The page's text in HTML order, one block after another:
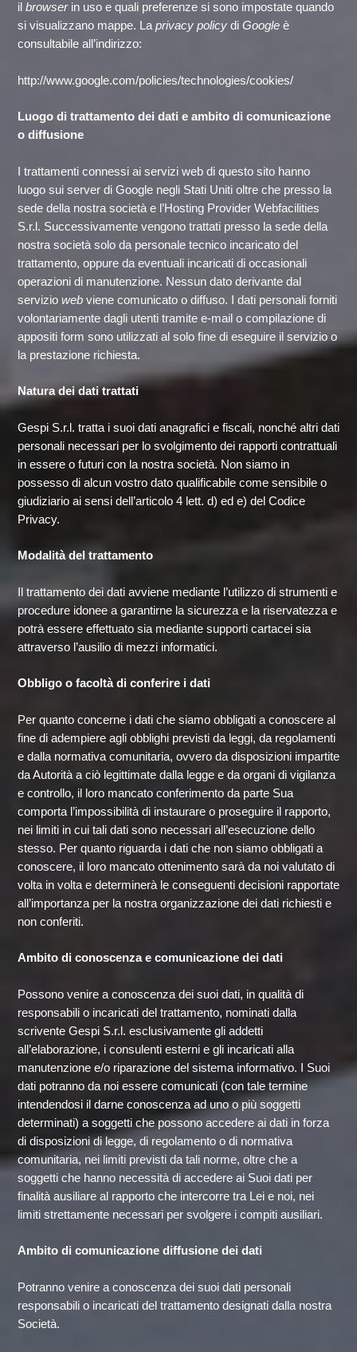
il browserin uso e quali preferenze si sono impostate quando
si visualizzano mappe. La privacy policy di Google è
consultabile all’indirizzo:
http://www.google.com/policies/technologies/cookies/
Luogo di trattamento dei dati e ambito di comunicazione
o diffusione
I trattamenti connessi ai servizi web di questo sito hanno
luogo sui server di Google negli Stati Uniti oltre che presso la
sede della nostra società e l’Hosting Provider Webfacilities
S.r.l. Successivamente vengono trattati presso la sede della
nostra società solo da personale tecnico incaricato del
trattamento, oppure da eventuali incaricati di occasionali
operazioni di manutenzione. Nessun dato derivante dal
servizio web viene comunicato o diffuso. I dati personali forniti
volontariamente dagli utenti tramite e-mail o compilazione di
appositi form sono utilizzati al solo fine di eseguire il servizio o
la prestazione richiesta.
Natura dei dati trattati
Gespi S.r.l. tratta i suoi dati anagrafici e fiscali, nonché altri dati
personali necessari per lo svolgimento dei rapporti contrattuali
in essere o futuri con la nostra società. Non siamo in
possesso di alcun vostro dato qualificabile come sensibile o
giudiziario ai sensi dell’articolo 4 lett. d) ed e) del Codice
Privacy.
Modalità del trattamento
Il trattamento dei dati avviene mediante l’utilizzo di strumenti e
procedure idonee a garantirne la sicurezza e la riservatezza e
potrà essere effettuato sia mediante supporti cartacei sia
attraverso l’ausilio di mezzi informatici.
Obbligo o facoltà di conferire i dati
Per quanto concerne i dati che siamo obbligati a conoscere al
fine di adempiere agli obblighi previsti da leggi, da regolamenti
e dalla normativa comunitaria, ovvero da disposizioni impartite
da Autorità a ciò legittimate dalla legge e da organi di vigilanza
e controllo, il loro mancato conferimento da parte Sua
comporta l’impossibilità di instaurare o proseguire il rapporto,
nei limiti in cui tali dati sono necessari all’esecuzione dello
stesso. Per quanto riguarda i dati che non siamo obbligati a
conoscere, il loro mancato ottenimento sarà da noi valutato di
volta in volta e determinerà le conseguenti decisioni rapportate
all’importanza per la nostra organizzazione dei dati richiesti e
non conferiti.
Ambito di conoscenza e comunicazione dei dati
Possono venire a conoscenza dei suoi dati, in qualità di
responsabili o incaricati del trattamento, nominati dalla
scrivente Gespi S.r.l. esclusivamente gli addetti
all’elaborazione, i consulenti esterni e gli incaricati alla
manutenzione e/o riparazione del sistema informativo. I Suoi
dati potranno da noi essere comunicati (con tale termine
intendendosi il darne conoscenza ad uno o più soggetti
determinati) a soggetti che possono accedere ai dati in forza
di disposizioni di legge, di regolamento o di normativa
comunitaria, nei limiti previsti da tali norme, oltre che a
soggetti che hanno necessità di accedere ai Suoi dati per
finalità ausiliare al rapporto che intercorre tra Lei e noi, nei
limiti strettamente necessari per svolgere i compiti ausiliari.
Ambito di comunicazione diffusione dei dati
Potranno venire a conoscenza dei suoi dati personali
responsabili o incaricati del trattamento designati dalla nostra
Società.